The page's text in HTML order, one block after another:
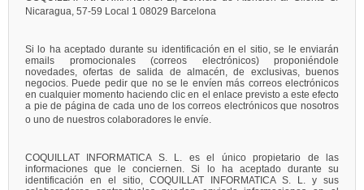
Nicaragua, 57-59 Local 1 08029 Barcelona
Si lo ha aceptado durante su identificación en el sitio, se le enviarán
emails promocionales (correos electrónicos) proponiéndole
novedades, ofertas de salida de almacén, de exclusivas, buenos
negocios. Puede pedir que no se le envíen más correos electrónicos
en cualquier momento haciendo clic en el enlace previsto a este efecto
a pie de página de cada uno de los correos electrónicos que nosotros
o uno de nuestros colaboradores le envíe.
COQUILLAT INFORMATICA S. L. es el único propietario de las
informaciones que le conciernen. Si lo ha aceptado durante su
identificación en el sitio, COQUILLAT INFORMATICA S. L. y sus